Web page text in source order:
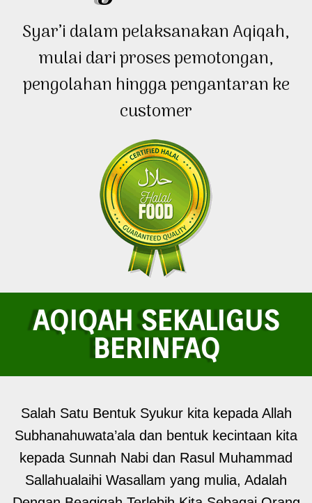
Syar’i dalam pelaksanakan Aqiqah,
mulai dari proses pemotongan,
pengolahan hingga pengantaran ke
customer
AQIQAH SEKALIGUS
BERINFAQ
Salah Satu Bentuk Syukur kita kepada Allah
Subhanahuwata’ala dan bentuk kecintaan kita
kepada Sunnah Nabi dan Rasul Muhammad
Sallahualaihi Wasallam yang mulia, Adalah